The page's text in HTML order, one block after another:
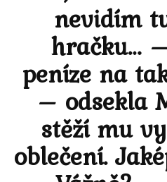
nevidím
hračku…
peníze na
– odsekla
stěží mu
oblečení.